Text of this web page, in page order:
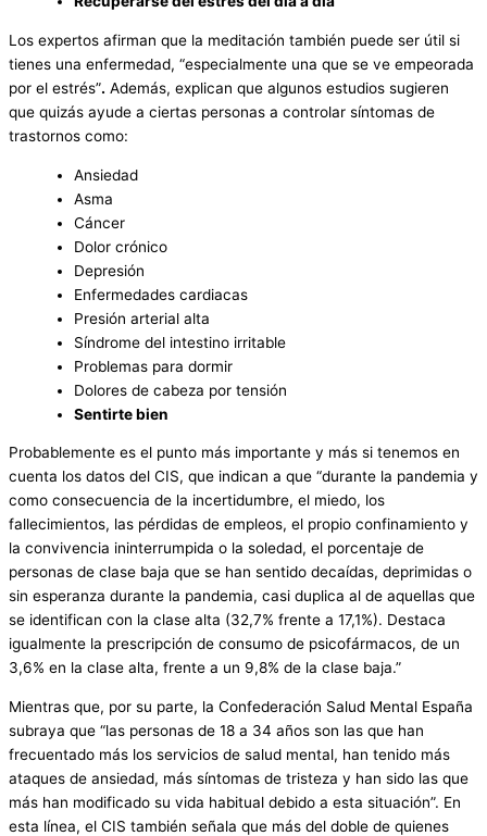
Los expertos afirman que la meditación también puede ser útil si
tienes una enfermedad, “especialmente una que se ve empeorada
por el estrés”. Además, explican que algunos estudios sugieren
que quizás ayude a ciertas personas a controlar síntomas de
trastornos como:
Ansiedad
Asma
Cáncer
Dolor crónico
Depresión
Enfermedades cardiacas
Presión arterial alta
Síndrome del intestino irritable
Problemas para dormir
Dolores de cabeza por tensión
Sentirte bien
Probablemente es el punto más importante y más si tenemos en
cuenta los datos del CIS, que indican a que “durante la pandemia y
como consecuencia de la incertidumbre, el miedo, los
fallecimientos, las pérdidas de empleos, el propio confinamiento y
la convivencia ininterrumpida o la soledad, el porcentaje de
personas de clase baja que se han sentido decaídas, deprimidas o
sin esperanza durante la pandemia, casi duplica al de aquellas que
se identifican con la clase alta (32,7% frente a 17,1%). Destaca
igualmente la prescripción de consumo de psicofármacos, de un
3,6% en la clase alta, frente a un 9,8% de la clase baja.”
Mientras que, por su parte, la Confederación Salud Mental España
subraya que “las personas de 18 a 34 años son las que han
frecuentado más los servicios de salud mental, han tenido más
ataques de ansiedad, más síntomas de tristeza y han sido las que
más han modificado su vida habitual debido a esta situación”. En
esta línea, el CIS también señala que más del doble de quienes